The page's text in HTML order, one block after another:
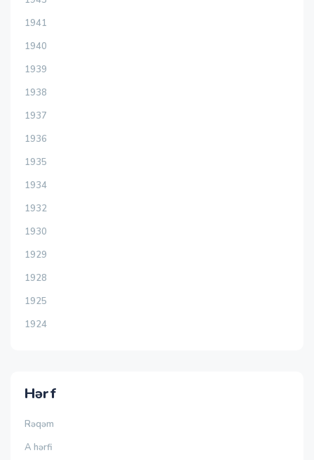
1941
1940
1939
1938
1937
1936
1935
1934
1932
1930
1929
1928
1925
1924
Hərf
Rəqəm
A hərfi